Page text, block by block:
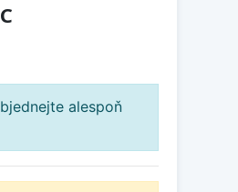
alespoň